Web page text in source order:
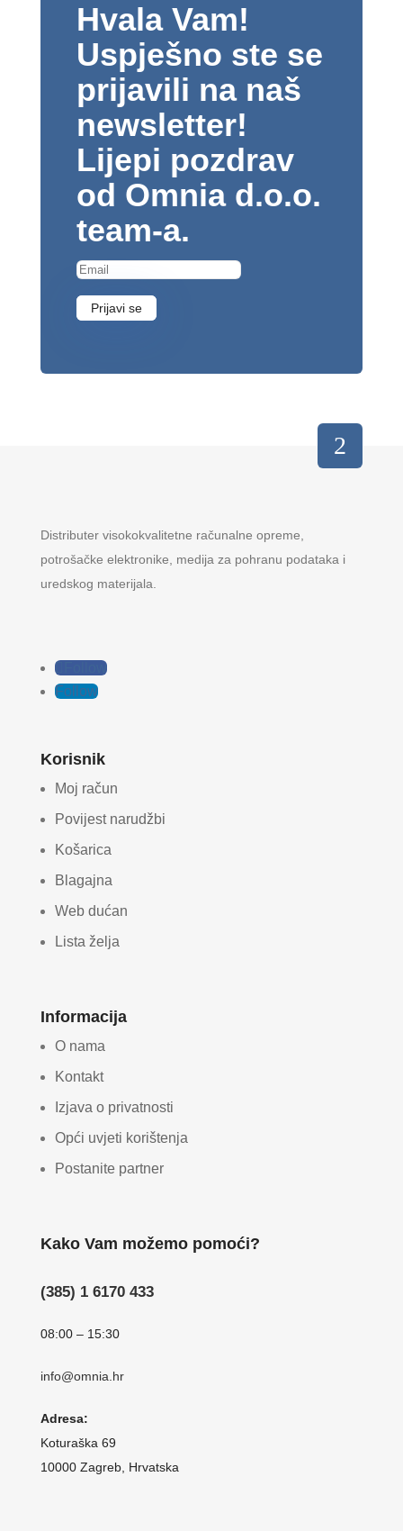
Hvala Vam!
Uspješno ste se
prijavili na naš
newsletter!
Lijepi pozdrav
od Omnia d.o.o.
team-a.
Prijavi se
Distributer visokokvalitetne računalne opreme,
potrošačke elektronike, medija za pohranu podataka i
uredskog materijala.
Follow
Follow
Korisnik
Moj račun
Povijest narudžbi
Košarica
Blagajna
Web dućan
Lista želja
Informacija
O nama
Kontakt
Izjava o privatnosti
Opći uvjeti korištenja
Postanite partner
Kako Vam možemo pomoći?
(385) 1 6170 433
08:00 – 15:30
info@omnia.hr
Adresa:
Koturaška 69
10000 Zagreb, Hrvatska